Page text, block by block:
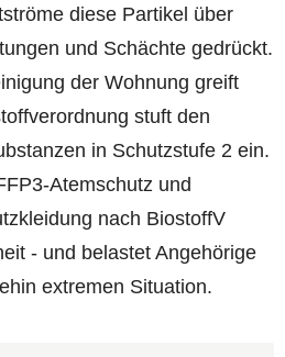
diese Partikel über
und Schächte gedrückt.
der Wohnung greift
stuft den
in Schutzstufe 2 ein.
Atemschutz und
nach BiostoffV
- und belastet Angehörige
extremen Situation.